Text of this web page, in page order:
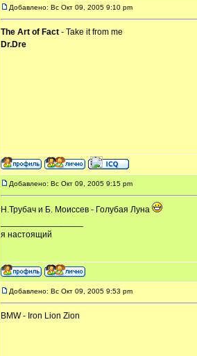
Добавлено: Вс Окт 09, 2005 9:10 pm
The Art of Fact - Take it from me
Dr.Dre
Добавлено: Вс Окт 09, 2005 9:15 pm
Н.Трубач и Б. Моиссев - Голубая Луна
я настоящий
Добавлено: Вс Окт 09, 2005 9:53 pm
BMW - Iron Lion Zion